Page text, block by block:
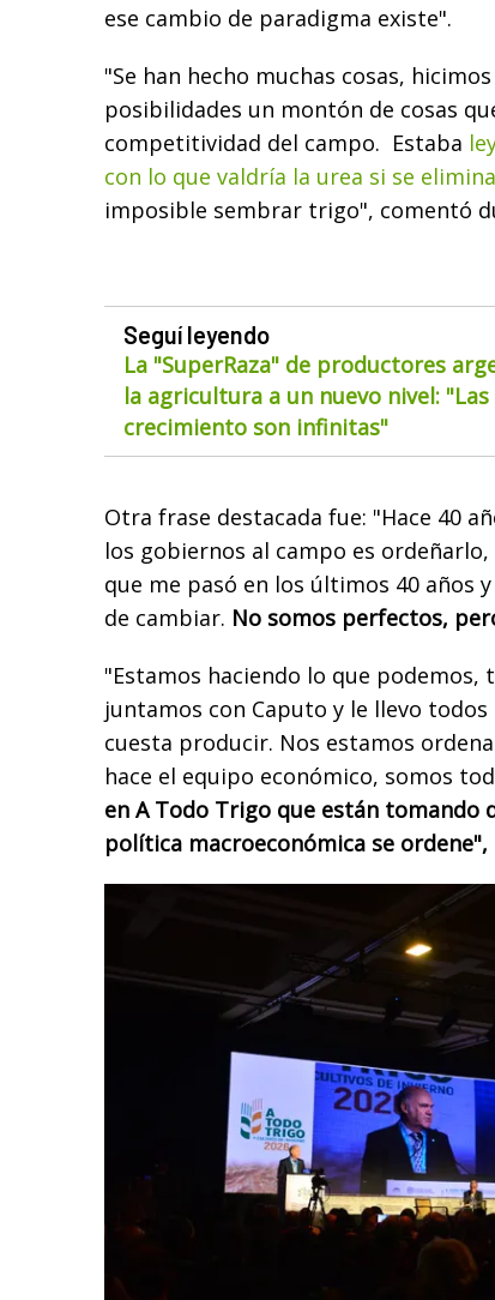
ese cambio de paradigma existe".
"Se han hecho muchas cosas,
posibilidades un montón de cosas
competitividad del campo. Estaba
con lo que valdría la urea si se
imposible sembrar trigo", comentó
Seguí leyendo
La "SuperRaza" de productores
la agricultura a un nuevo nivel:
crecimiento son infinitas"
Otra frase destacada fue: "Hace 40
los gobiernos al campo es
que me pasó en los últimos 40 años
de cambiar. No somos perfectos,
"Estamos haciendo lo que podemos,
juntamos con Caputo y le llevo
cuesta producir. Nos estamos
hace el equipo económico, somos
en A Todo Trigo que están tomando
política macroeconómica se